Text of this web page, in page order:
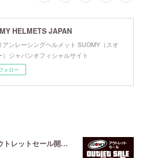
HELMETS JAPAN
アンレーシングヘルメット SUOMY（スオ
）ジャパンオフィシャルサイト
ォロー
SUOMYヘルメットアウトレットセール開催中